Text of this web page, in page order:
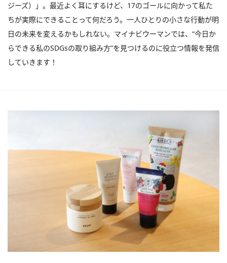
ジーズ）」。最近よく耳にするけど、17のゴールに向かって私た
ちが実際にできることって何だろう。一人ひとりの小さな行動が明
日の未来を変えるかもしれない。マイナビウーマンでは、“今日か
らできる私のSDGsの取り組み方”を見つけるのに役立つ情報を発信
していきます！